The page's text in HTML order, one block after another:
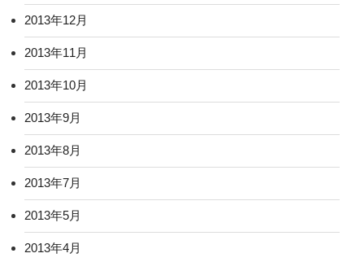
2013年12月
2013年11月
2013年10月
2013年9月
2013年8月
2013年7月
2013年5月
2013年4月